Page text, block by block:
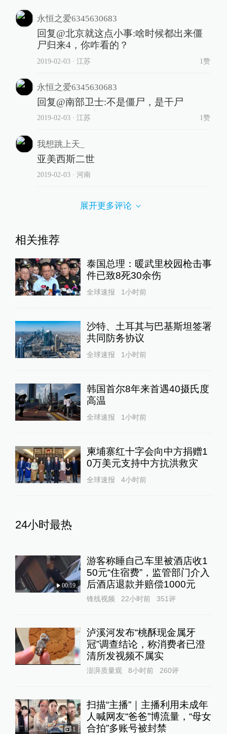
永恒之爱6345630683
回复@北京就这点小事:啥时候都出来僵
尸归来4，你咋看的？
2019-02-03∙ 江苏 1赞
永恒之爱6345630683
回复@南部卫士:不是僵尸，是干尸
2019-02-03∙ 江苏 1赞
我想跳上天_
亚美西斯二世
2019-02-03∙ 河南
展开更多评论
相关推荐
泰国总理：暖武里校园枪击事
件已致8死30余伤
全球速报 1小时前
沙特、土耳其与巴基斯坦签署
共同防务协议
全球速报 1小时前
韩国首尔8年来首遇40摄氏度
高温
全球速报 1小时前
柬埔寨红十字会向中方捐赠1
0万美元支持中方抗洪救灾
全球速报 4小时前
24小时最热
00:19
游客称睡自己车里被酒店收1
50元“住宿费”，监管部门介入
后酒店退款并赔偿1000元
锋线视频 22小时前 351评
泸溪河发布“桃酥现金属牙
冠”调查结论，称消费者已澄
清所发视频不属实
澎湃质量观 8小时前 260评
1
扫描“主播”｜主播利用未成年
人喊网友“爸爸”博流量，“母女
合拍”多账号被封禁